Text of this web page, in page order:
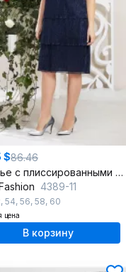
$86.46
Платье с плиссированными воланами и кокеткой из ткани
4389-11
, 54, 56, 58, 60
цена
В корзину